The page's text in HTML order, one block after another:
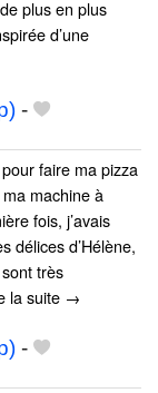
plus en plus
d’une
-
faire ma pizza
ma machine à
fois, j’avais
délices d’Hélène,
très
la suite →
-